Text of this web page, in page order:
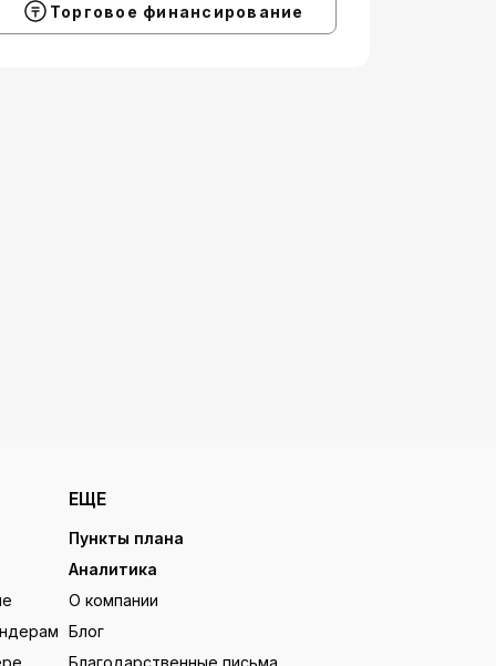
Торговое финансирование
ЕЩЕ
Пункты плана
Аналитика
О компании
Блог
Благодарственные письма